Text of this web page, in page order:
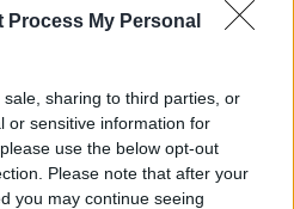
Process My Personal
sharing to third parties, or
or sensitive information for
use the below opt-out
Please note that after your
you may continue seeing